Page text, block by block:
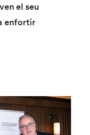
el seu
enfortir